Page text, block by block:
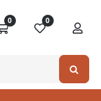
0 0